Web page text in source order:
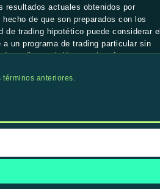
actuales obtenidos por
de que son preparados con los
trading hipotético puede considerar el
un programa de trading particular sin
trading real. Hay muchos factores
trading de forma adversa.
de otros clientes, y no es
términos anteriores.